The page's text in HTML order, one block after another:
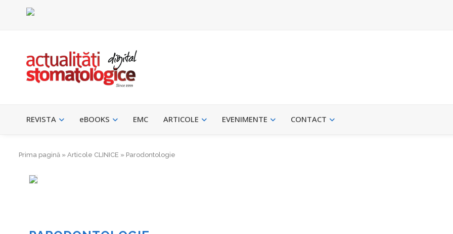
REVISTA eBOOKS EMC ARTICOLE EVENIMENTE CONTACT
Prima pagină » Articole CLINICE » Parodontologie